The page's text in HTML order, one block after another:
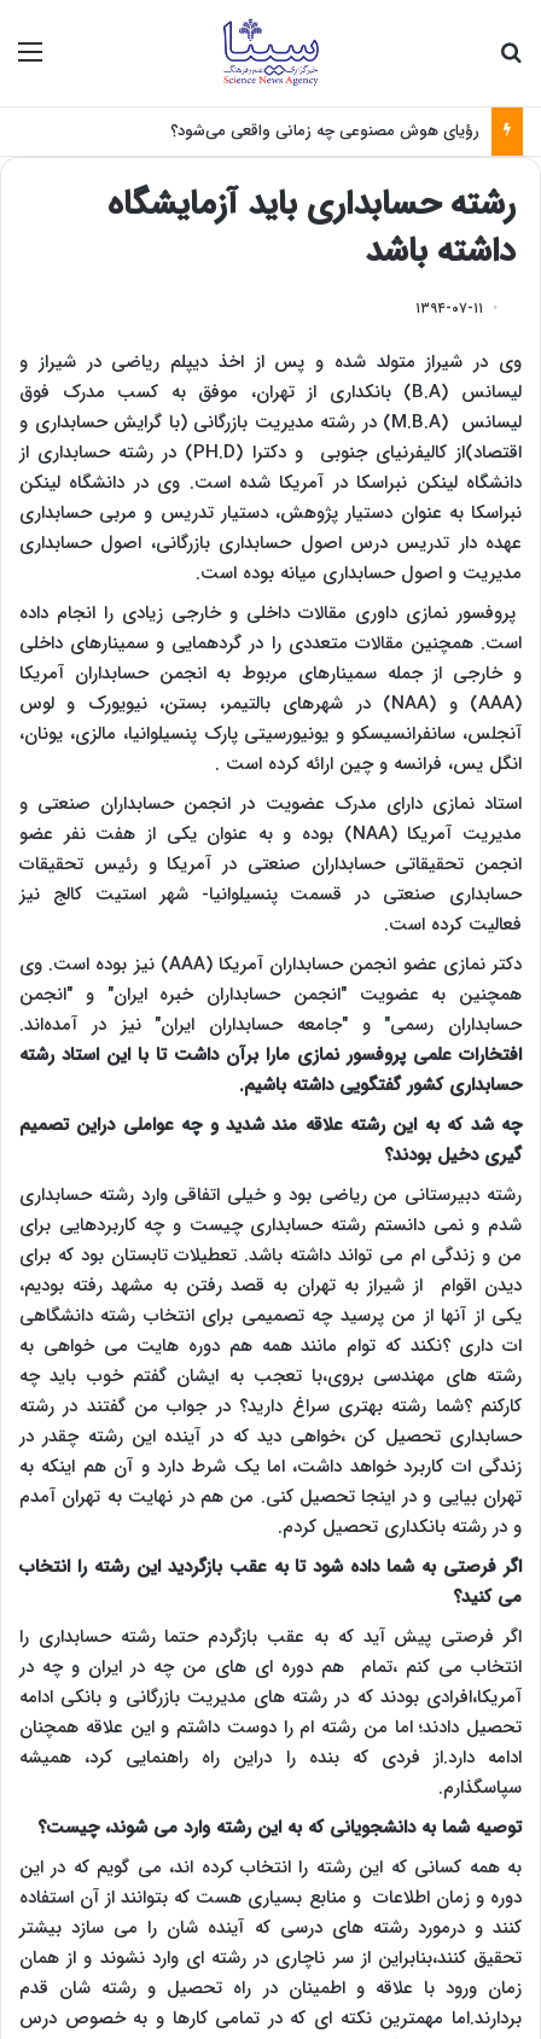
رؤیای هوش مصنوعی چه زمانی واقعی می‌شود؟
رشته حسابداری باید آزمایشگاه
داشته باشد
۱۳۹۴-۰۷-۱۱
وی در شیراز متولد شده و پس از اخذ دیپلم ریاضی در شیراز و
لیسانس (B.A) بانکداری از تهران، موفق به کسب مدرک فوق
لیسانس (M.B.A) در رشته مدیریت بازرگانی (با گرایش حسابداری و
اقتصاد)از کالیفرنیای جنوبی و دکترا (PH.D) در رشته حسابداری از
دانشگاه لینکن نبراسکا در آمریکا شده است. وی در دانشگاه لینکن
نبراسکا به عنوان دستیار پژوهش، دستیار تدریس و مربی حسابداری
عهده دار تدریس درس اصول حسابداری بازرگانی، اصول حسابداری
مدیریت و اصول حسابداری میانه بوده است.
پروفسور نمازی داوری مقالات داخلی و خارجی زیادی را انجام داده
است. همچنین مقالات متعددی را در گردهمایی و سمینارهای داخلی
و خارجی از جمله سمینارهای مربوط به انجمن حسابداران آمریکا
(
AAA) و (NAA) در شهرهای بالتیمر، بستن، نیویورک و لوس
آنجلس، سانفرانسیسکو و یونیورسیتی پارک پنسیلوانیا، مالزی، یونان،
انگل یس، فرانسه و چین ارائه کرده است .
استاد نمازی دارای مدرک عضویت در انجمن حسابداران صنعتی و
مدیریت آمریکا (NAA) بوده و به عنوان یکی از هفت نفر عضو
انجمن تحقیقاتی حسابداران صنعتی در آمریکا و رئیس تحقیقات
حسابداری صنعتی در قسمت پنسیلوانیا- شهر استیت کالج نیز
فعالیت کرده است.
دکتر نمازی عضو انجمن حسابداران آمریکا (AAA) نیز بوده است. وی
همچنین به عضویت "انجمن حسابداران خبره ایران" و "انجمن
حسابداران رسمی" و "جامعه حسابداران ایران" نیز در آمده‌اند.
افتخارات علمی پروفسور نمازی مارا برآن داشت تا با این استاد رشته
حسابداری کشور گفتگویی داشته باشیم.
چه شد که به این رشته علاقه مند شدید و چه عواملی دراین تصمیم
گیری دخیل بودند؟
رشته دبیرستانی من ریاضی بود و خیلی اتفاقی وارد رشته حسابداری
شدم و نمی دانستم رشته حسابداری چیست و چه کاربردهایی برای
من و زندگی ام می تواند داشته باشد. تعطیلات تابستان بود که برای
دیدن اقوام از شیراز به تهران به قصد رفتن به مشهد رفته بودیم،
یکی از آنها از من پرسید چه تصمیمی برای انتخاب رشته دانشگاهی
ات داری ؟نکند که توام مانند همه هم دوره هایت می خواهی به
رشته های مهندسی بروی،با تعجب به ایشان گفتم خوب باید چه
کارکنم ؟شما رشته بهتری سراغ دارید؟ در جواب من گفتند در رشته
حسابداری تحصیل کن ،خواهی دید که در آینده این رشته چقدر در
زندگی ات کاربرد خواهد داشت، اما یک شرط دارد و آن هم اینکه به
تهران بیایی و در اینجا تحصیل کنی. من هم در نهایت به تهران آمدم
و در رشته بانکداری تحصیل کردم.
اگر فرصتی به شما داده شود تا به عقب بازگردید این رشته را انتخاب
می کنید؟
اگر فرصتی پیش آید که به عقب بازگردم حتما رشته حسابداری را
انتخاب می کنم ،تمام هم دوره ای های من چه در ایران و چه در
آمریکا،افرادی بودند که در رشته های مدیریت بازرگانی و بانکی ادامه
تحصیل دادند؛ اما من رشته ام را دوست داشتم و این علاقه همچنان
ادامه دارد.از فردی که بنده را دراین راه راهنمایی کرد، همیشه
سپاسگذارم.
توصیه شما به دانشجویانی که به این رشته وارد می شوند، چیست؟
به همه کسانی که این رشته را انتخاب کرده اند، می گویم که در این
دوره و زمان اطلاعات و منابع بسیاری هست که بتوانند از آن استفاده
کنند و درمورد رشته های درسی که آینده شان را می سازد بیشتر
تحقیق کنند،بنابراین از سر ناچاری در رشته ای وارد نشوند و از همان
زمان ورود با علاقه و اطمینان در راه تحصیل و رشته شان قدم
بردارند.اما مهمترین نکته ای که در تمامی کارها و به خصوص درس